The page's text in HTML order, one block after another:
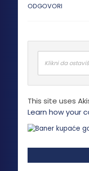
ODGOVORI
Klikni da
This site uses
Learn how your